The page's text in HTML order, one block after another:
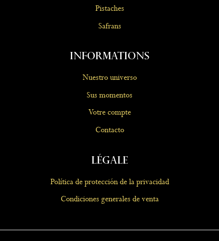
Pistaches
Safrans
Informations
Nuestro universo
Sus momentos
Votre compte
Contacto
Légale
Política de protección de la privacidad
Condiciones generales de venta